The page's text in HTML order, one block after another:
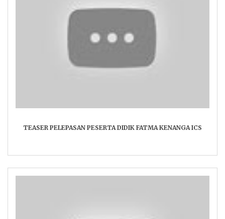
TEASER PELEPASAN PESERTA DIDIK FATMA KENANGA ICS